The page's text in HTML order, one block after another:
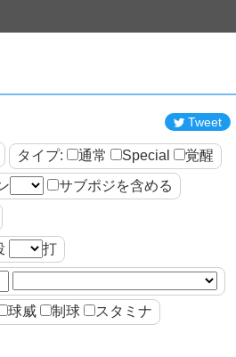
Tweet
タイプ: 通常 Special
覚醒
サブポジを含める
打
球威 制球
スタミナ